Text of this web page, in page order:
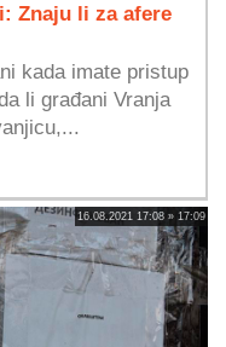
Znaju li za afere
kada imate pristup
li građani Vranja
16.08.2021 17:08 » 17:09